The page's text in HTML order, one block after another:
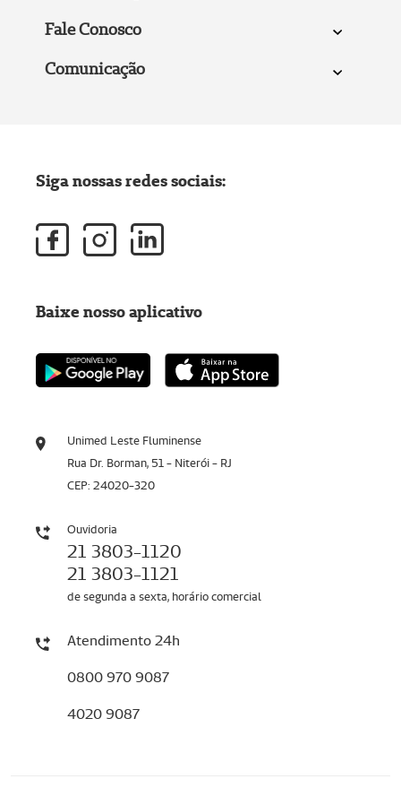
Fale Conosco
Comunicação
Unimed Leste Fluminense
Rua Dr. Borman, 51 - Niterói - RJ
CEP: 24020-320
Ouvidoria
21 3803-1120
21 3803-1121
de segunda a sexta, horário comercial
Atendimento 24h
0800 970 9087
4020 9087
Siga nossas redes sociais:
Baixe nosso aplicativo